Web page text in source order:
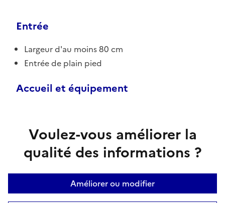
Entrée
Largeur d'au moins 80 cm
Entrée de plain pied
Accueil et équipement
Voulez-vous améliorer la
qualité des informations ?
Améliorer ou modifier